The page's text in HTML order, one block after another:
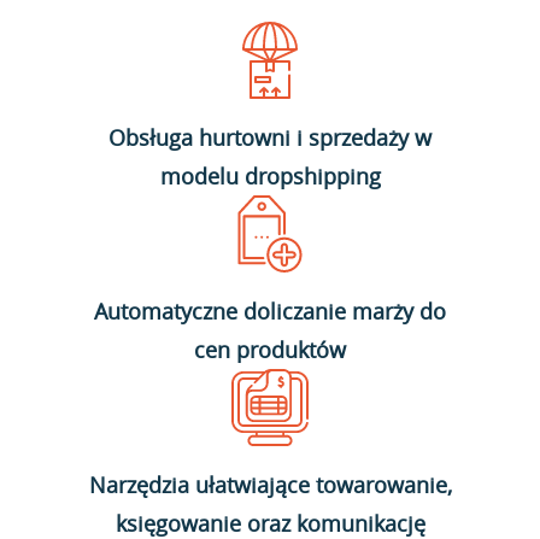
Obsługa hurtowni i sprzedaży w
modelu dropshipping
Automatyczne doliczanie marży do
cen produktów
Narzędzia ułatwiające towarowanie,
księgowanie oraz komunikację